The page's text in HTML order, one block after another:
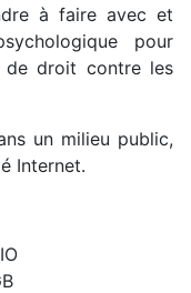
à faire avec et
pour
de droit contre les
un milieu public,
Internet.